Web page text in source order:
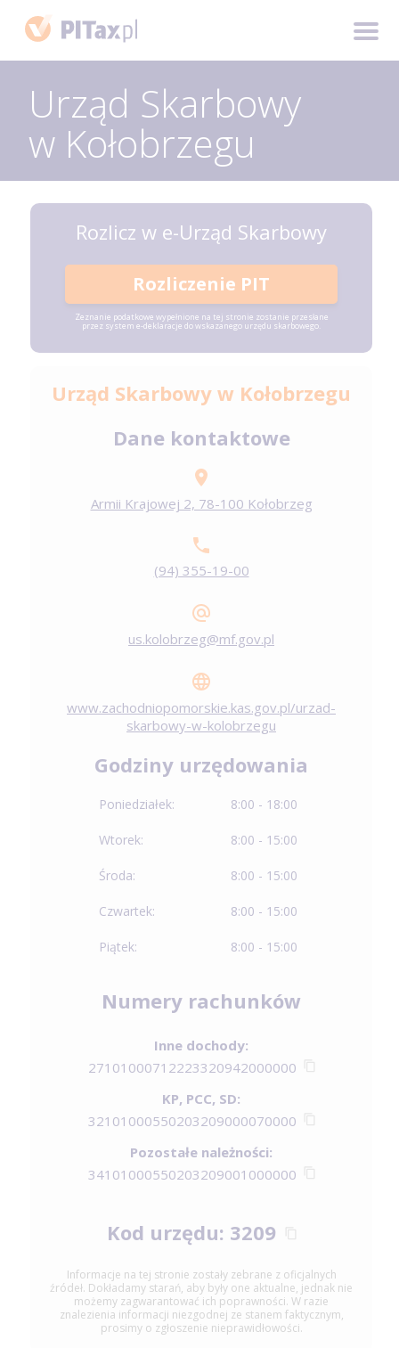
Urząd Skarbowy
w Kołobrzegu
Rozlicz w e-Urząd Skarbowy
Rozliczenie PIT
Zeznanie podatkowe wypełnione na tej stronie zostanie przesłane
przez system e-deklaracje do wskazanego urzędu skarbowego.
Urząd Skarbowy w Kołobrzegu
Dane kontaktowe
Armii Krajowej 2, 78-100 Kołobrzeg
(94) 355-19-00
us.kolobrzeg@mf.gov.pl
www.zachodniopomorskie.kas.gov.pl/urzad-
skarbowy-w-kolobrzegu
Godziny urzędowania
Poniedziałek: 8:00 - 18:00
Wtorek: 8:00 - 15:00
Środa: 8:00 - 15:00
Czwartek: 8:00 - 15:00
Piątek: 8:00 - 15:00
Numery rachunków
Inne dochody:
27101000712223320942000000
KP, PCC, SD:
32101000550203209000070000
Pozostałe należności:
34101000550203209001000000
Kod urzędu: 3209
Informacje na tej stronie zostały zebrane z oficjalnych
źródeł. Dokładamy starań, aby były one aktualne, jednak nie
możemy zagwarantować ich poprawności. W razie
znalezienia informacji niezgodnej ze stanem faktycznym,
prosimy o zgłoszenie nieprawidłowości.